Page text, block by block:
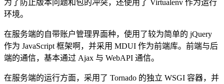
为了防止版本问题和包的冲突，还使用了 Virtualenv 作为运行
环境。
在服务端的自带账户管理界面种，使用了较为简单的 jQuery
作为 JavaScript 框架啊，并采用 MDUI 作为前端库。前端与后
端的通信，基本通过 Ajax 与 WebAPI 通信。
在服务端的运行方面，采用了 Tornado 的独立 WSGI 容器，并